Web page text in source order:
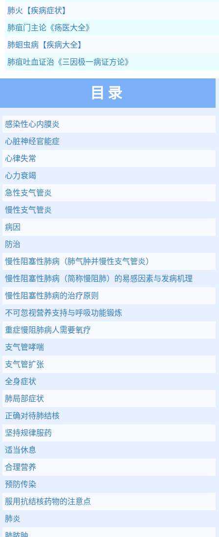
肺火 【疾病症状】
肺疽门主论 《疡医大全》
肺蛔虫病 【疾病大全】
肺疽吐血证治 《三因极一病证方论》
目录
感染性心内膜炎
心脏神经官能症
心律失常
心力衰竭
急性支气管炎
慢性支气管炎
病因
防治
慢性阻塞性肺病（肺气肿并慢性支气管炎）
慢性阻塞性肺病（简称慢阻肺）的易感因素与发病机理
慢性阻塞性肺病的治疗原则
不可忽视营养支持与呼吸功能锻炼
重症慢阻肺病人需要氧疗
支气管哮喘
支气管扩张
全身症状
肺局部症状
正确对待肺结核
坚持规律服药
适当休息
合理营养
预防传染
服用抗结核药物的注意点
肺炎